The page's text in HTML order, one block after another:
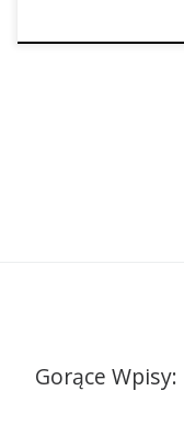
Gorące Wpisy: